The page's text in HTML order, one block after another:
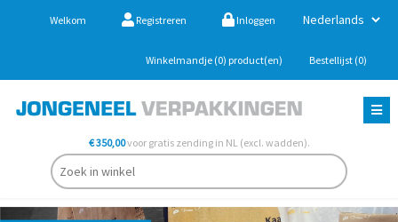
Welkom Registreren Inloggen
Winkelmandje (0) product(en) Bestellijst (0)
€ 350,00voor gratis zending in NL (excl. wadden).